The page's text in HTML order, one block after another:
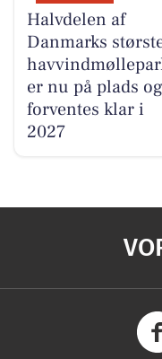
Halvdelen af
Danmarks
er nu på plads og
forventes klar i
2027